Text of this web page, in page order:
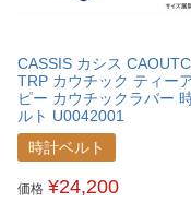
CASSIS カシス
TRP カウチック ティー
ピー カウチックラバー
ルト U0042001
時計ベルト
価格 ¥24,200